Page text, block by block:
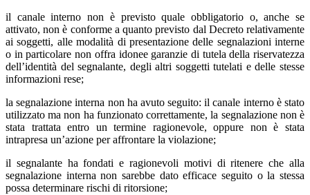
il canale interno non è previsto quale obbligatorio o, anche se
attivato, non è conforme a quanto previsto dal Decreto relativamente
ai soggetti, alle modalità di presentazione delle segnalazioni interne
o in particolare non offra idonee garanzie di tutela della riservatezza
dell’identità del segnalante, degli altri soggetti tutelati e delle stesse
informazioni rese;
la segnalazione interna non ha avuto seguito: il canale interno è stato
utilizzato ma non ha funzionato correttamente, la segnalazione non è
stata trattata entro un termine ragionevole, oppure non è stata
intrapresa un’azione per affrontare la violazione;
il segnalante ha fondati e ragionevoli motivi di ritenere che alla
segnalazione interna non sarebbe dato efficace seguito o la stessa
possa determinare rischi di ritorsione;